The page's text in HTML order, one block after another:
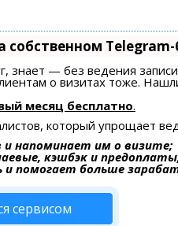
собственном
знает — без ведения
о визитах тоже.
месяц бесплатно.
который упрощает
напоминает им о визите;
кэшбэк и
и помогает больше
сервисом